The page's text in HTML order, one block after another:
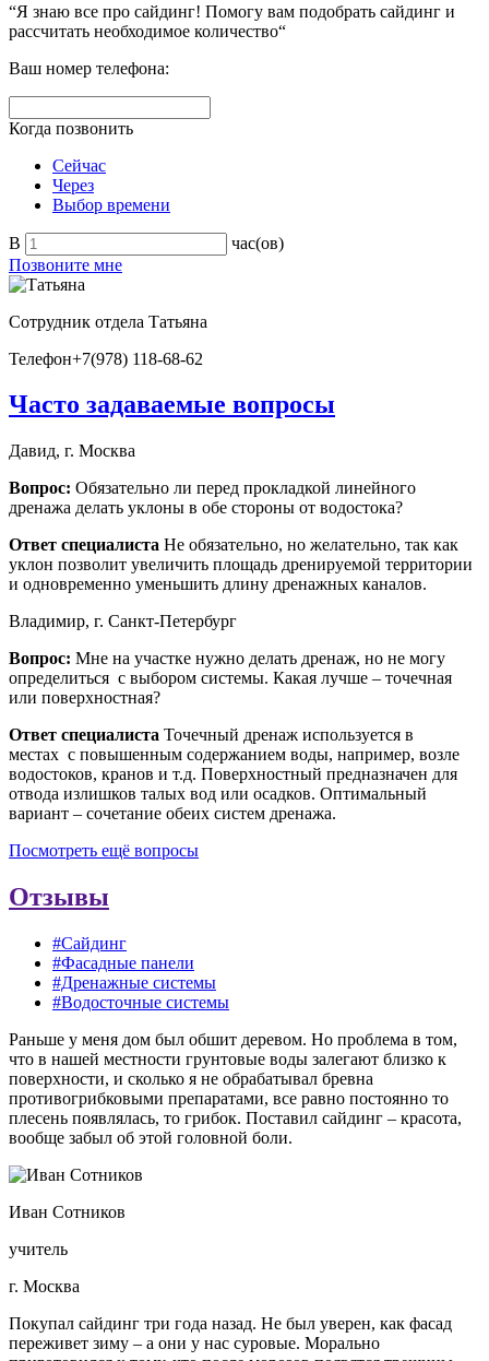
“Я знаю все про сайдинг! Помогу вам подобрать сайдинг и
рассчитать необходимое количество“
Ваш номер телефона:
Когда позвонить
Сейчас
Через
Выбор времени
В
час(ов)
Позвоните мне
Сотрудник отдела Татьяна
Телефон+7(978) 118-68-62
Часто задаваемые вопросы
Давид, г. Москва
Вопрос: Обязательно ли перед прокладкой линейного
дренажа делать уклоны в обе стороны от водостока?
Ответ специалиста Не обязательно, но желательно, так как
уклон позволит увеличить площадь дренируемой территории
и одновременно уменьшить длину дренажных каналов.
Владимир, г. Санкт-Петербург
Вопрос: Мне на участке нужно делать дренаж, но не могу
определиться с выбором системы. Какая лучше – точечная
или поверхностная?
Ответ специалиста Точечный дренаж используется в
местах с повышенным содержанием воды, например, возле
водостоков, кранов и т.д. Поверхностный предназначен для
отвода излишков талых вод или осадков. Оптимальный
вариант – сочетание обеих систем дренажа.
Посмотреть ещё вопросы
Отзывы
#Сайдинг
#Фасадные панели
#Дренажные системы
#Водосточные системы
Раньше у меня дом был обшит деревом. Но проблема в том,
что в нашей местности грунтовые воды залегают близко к
поверхности, и сколько я не обрабатывал бревна
противогрибковыми препаратами, все равно постоянно то
плесень появлялась, то грибок. Поставил сайдинг – красота,
вообще забыл об этой головной боли.
Иван Сотников
учитель
г. Москва
Покупал сайдинг три года назад. Не был уверен, как фасад
переживет зиму – а они у нас суровые. Морально